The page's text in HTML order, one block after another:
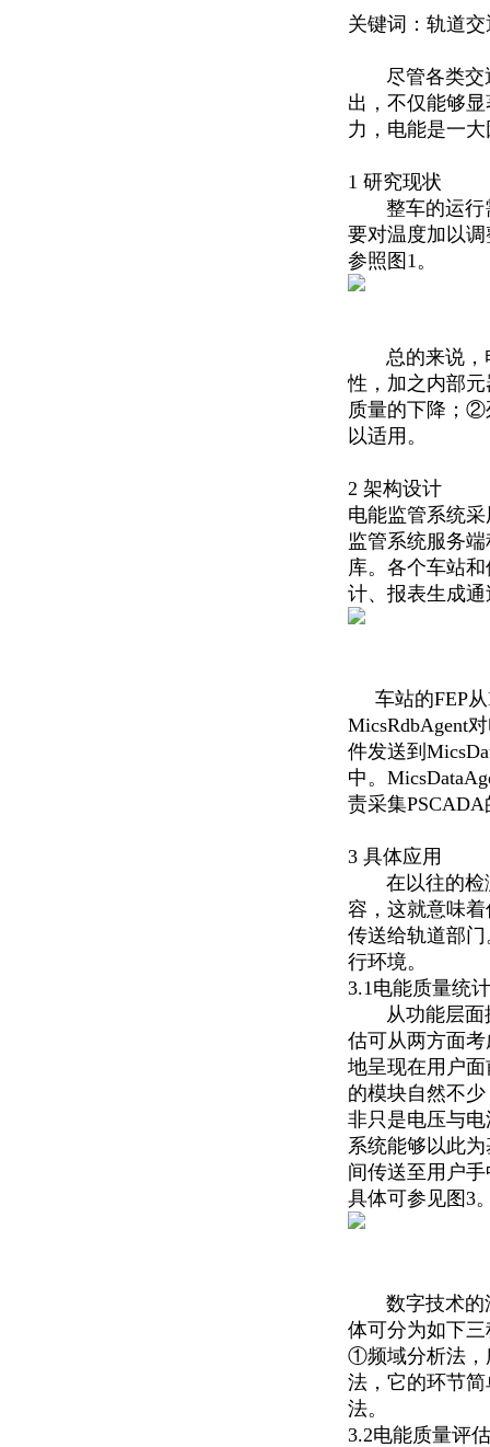
关键词： 轨道
尽管各类交通
出，不仅能够
力，电能是一
1 研究现状
整车的运行需
要对温度加以
参照图1。
总的来说，电
性，加之内部
质量的下降；②
以适用。
2 架构设计
电能监管系统
监管系统服务
库。各个车站
计、报表生成
车站的FEP从
MicsRdbAgent
件发送到
中。
责采集
3 具体应用
在以往的检测
容，这就意味
传送给轨道部
行环境。
3.1电能质量统
从功能层面探
估可从两方面
地呈现在用户
的模块自然不
非只是电压与
系统能够以此
间传送至用户
具体可参见图3
数字技术的深
体可分为如下三
①频域分析法，
法，它的环节
法。
3.2电能质量评估